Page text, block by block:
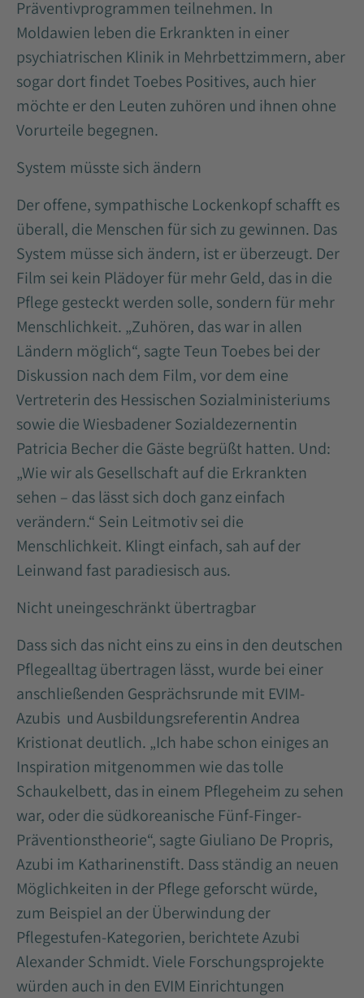
Präventivprogrammen teilnehmen. In
Moldawien leben die Erkrankten in einer
psychiatrischen Klinik in Mehrbettzimmern, aber
sogar dort findet Toebes Positives, auch hier
möchte er den Leuten zuhören und ihnen ohne
Vorurteile begegnen.
System müsste sich ändern
Der offene, sympathische Lockenkopf schafft es
überall, die Menschen für sich zu gewinnen. Das
System müsse sich ändern, ist er überzeugt. Der
Film sei kein Plädoyer für mehr Geld, das in die
Pflege gesteckt werden solle, sondern für mehr
Menschlichkeit. „Zuhören, das war in allen
Ländern möglich“, sagte Teun Toebes bei der
Diskussion nach dem Film, vor dem eine
Vertreterin des Hessischen Sozialministeriums
sowie die Wiesbadener Sozialdezernentin
Patricia Becher die Gäste begrüßt hatten. Und:
„Wie wir als Gesellschaft auf die Erkrankten
sehen – das lässt sich doch ganz einfach
verändern.“ Sein Leitmotiv sei die
Menschlichkeit. Klingt einfach, sah auf der
Leinwand fast paradiesisch aus.
Nicht uneingeschränkt übertragbar
Dass sich das nicht eins zu eins in den deutschen
Pflegealltag übertragen lässt, wurde bei einer
anschließenden Gesprächsrunde mit EVIM-
Azubis und Ausbildungsreferentin Andrea
Kristionat deutlich. „Ich habe schon einiges an
Inspiration mitgenommen wie das tolle
Schaukelbett, das in einem Pflegeheim zu sehen
war, oder die südkoreanische Fünf-Finger-
Präventionstheorie“, sagte Giuliano De Propris,
Azubi im Katharinenstift. Dass ständig an neuen
Möglichkeiten in der Pflege geforscht würde,
zum Beispiel an der Überwindung der
Pflegestufen-Kategorien, berichtete Azubi
Alexander Schmidt. Viele Forschungsprojekte
würden auch in den EVIM Einrichtungen